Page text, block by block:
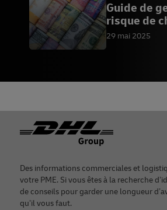
Guide de
risque de
29 mai 2025
Footer
Des informations commerciales et
votre PME. Si vous êtes à la recherche
de conseils pour garder une longueur
qu’il vous faut.